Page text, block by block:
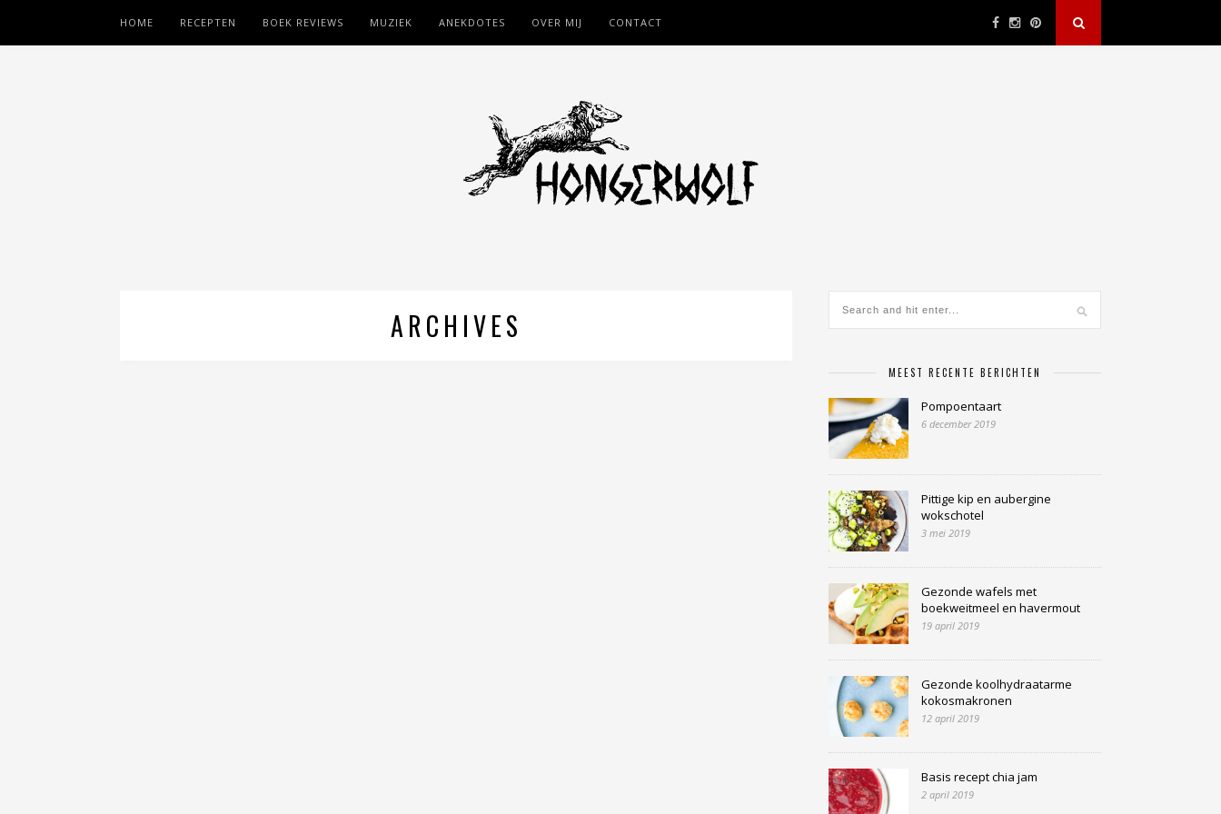
HOME RECEPTEN BOEK REVIEWS MUZIEK ANEKDOTES OVER MIJ CONTACT
ARCHIVES
MEEST RECENTE BERICHTEN
Pompoentaart
6 december 2019
Pittige kip en aubergine
wokschotel
3 mei 2019
Gezonde wafels met
boekweitmeel en havermout
19 april 2019
Gezonde koolhydraatarme
kokosmakronen
12 april 2019
Basis recept chia jam
2 april 2019